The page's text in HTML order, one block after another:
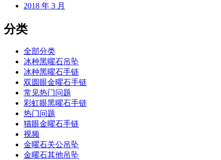
2018 年 3 月
分类
全部分类
冰种黑曜石吊坠
冰种黑曜石手链
双圆眼金曜石手链
常见热门问题
彩虹眼黑曜石手链
热门问题
猫眼金曜石手链
视频
金曜石关公吊坠
金曜石其他吊坠